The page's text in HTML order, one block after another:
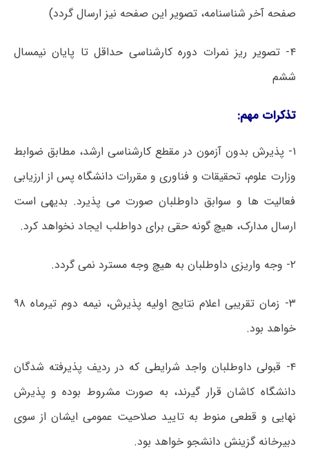
صفحه آخر شناسنامه، تصویر این صفحه نیز ارسال گردد)
۴- تصویر ریز نمرات دوره کارشناسی حداقل تا پایان نیمسال
ششم
تذکرات مهم:
۱- پذیرش بدون آزمون در مقطع کارشناسی ارشد، مطابق ضوابط
وزارت علوم، تحقیقات و فناوری و مقررات دانشگاه پس از ارزیابی
فعالیت ها و سوابق داوطلبان صورت می پذیرد. بدیهی است
ارسال مدارک، هیچ گونه حقی برای دواطلب ایجاد نخواهد کرد.
۲- وجه واریزی داوطلبان به هیچ وجه مسترد نمی گردد.
۳- زمان تقریبی اعلام نتایج اولیه پذیرش، نیمه دوم تیرماه ۹۸
خواهد بود.
۴- قبولی داوطلبان واجد شرایطی که در ردیف پذیرفته شدگان
دانشگاه کاشان قرار گیرند، به صورت مشروط بوده و پذیرش
نهایی و قطعی منوط به تایید صلاحیت عمومی ایشان از سوی
دبیرخانه گزینش دانشجو خواهد بود.